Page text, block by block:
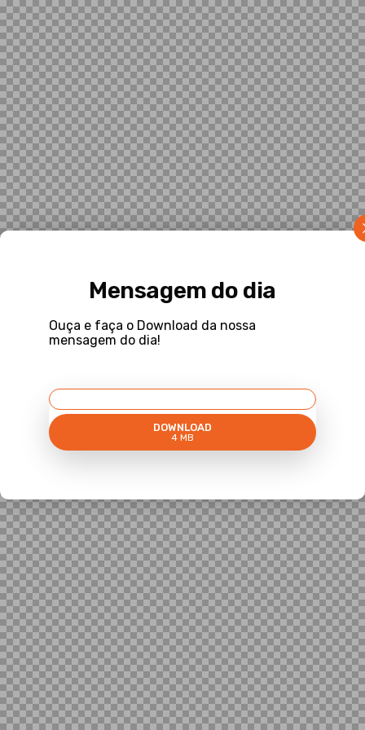
Mensagem do dia
Ouça e faça o Download da nossa
mensagem do dia!
DOWNLOAD
4 MB